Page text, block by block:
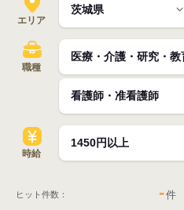
エリア
職種
時給
ヒット件数： -件